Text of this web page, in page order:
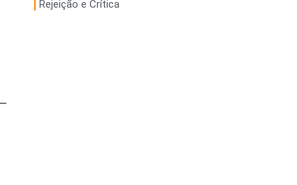
Rejeição e Crítica